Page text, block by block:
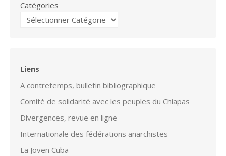
Catégories
Liens
A contretemps, bulletin bibliographique
Comité de solidarité avec les peuples du Chiapas
Divergences, revue en ligne
Internationale des fédérations anarchistes
La Joven Cuba